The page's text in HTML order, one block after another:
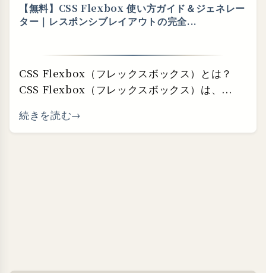
【無料】CSS Flexbox 使い方ガイド＆ジェネレー
ター｜レスポンシブレイアウトの完全...
CSS Flexbox（フレックスボックス）とは？
CSS Flexbox（フレックスボックス）は、...
続きを読む